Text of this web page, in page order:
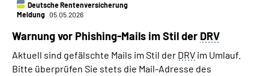
Deutsche Rentenversicherung
Meldung 05.05.2026
Warnung vor Phishing-Mails im Stil der DRV
Aktuell sind gefälschte Mails im Stil der DRV im Umlauf.
Bitte überprüfen Sie stets die Mail-Adresse des